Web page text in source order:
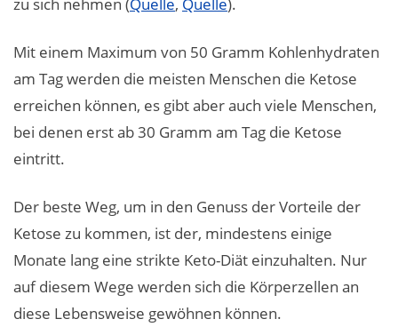
Mit einem Maximum von 50 Gramm Kohlenhydraten
am Tag werden die meisten Menschen die Ketose
erreichen können, es gibt aber auch viele Menschen,
bei denen erst ab 30 Gramm am Tag die Ketose
eintritt.
Der beste Weg, um in den Genuss der Vorteile der
Ketose zu kommen, ist der, mindestens einige
Monate lang eine strikte Keto-Diät einzuhalten. Nur
auf diesem Wege werden sich die Körperzellen an
diese Lebensweise gewöhnen können.